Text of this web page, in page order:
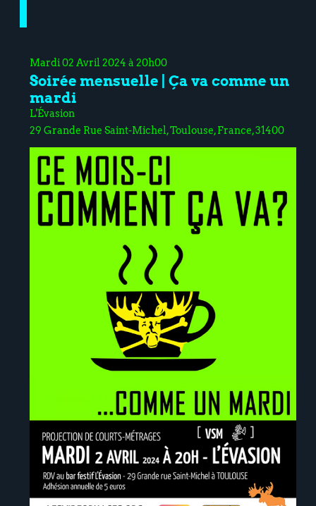
Mardi 02 Avril 2024 à 20h00
Soirée mensuelle | Ça va comme un
mardi
L'Évasion
29 Grande Rue Saint-Michel, Toulouse, France, 31400